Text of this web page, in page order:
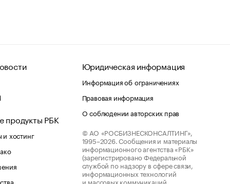
продукты РБК
хостинг
Юридическая информация
Информация об ограничениях
Правовая информация
О соблюдении авторских прав
© АО «РОСБИЗНЕСКОНСАЛТИНГ»,
1995–2026. Сообщения и материалы
информационного агентства «РБК»
(зарегистрировано Федеральной
службой по надзору в сфере связи,
информационных технологий
и массовых коммуникаций